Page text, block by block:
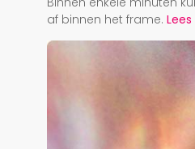
af binnen het frame.